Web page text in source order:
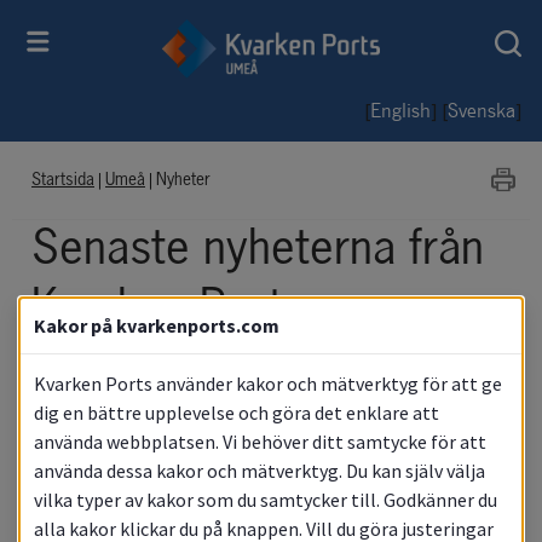
[English] [Svenska]
Startsida Umeå Nyheter
Senaste nyheterna från
Kvarken Ports
Umeå
Nyheter
Kakor på kvarkenports.com
Kvarken Ports använder kakor och mätverktyg för att ge
dig en bättre upplevelse och göra det enklare att
använda webbplatsen. Vi behöver ditt samtycke för att
använda dessa kakor och mätverktyg. Du kan själv välja
vilka typer av kakor som du samtycker till. Godkänner du
alla kakor klickar du på knappen. Vill du göra justeringar